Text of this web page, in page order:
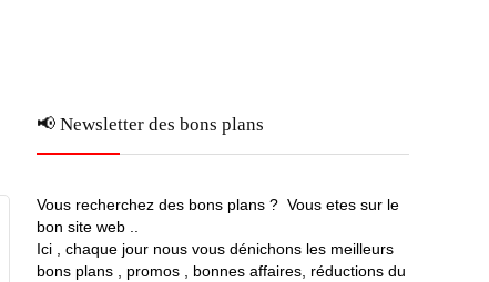
📢 Newsletter des bons plans
Vous recherchez des bons plans ? Vous etes sur le
bon site web ..
Ici , chaque jour nous vous dénichons les meilleurs
bons plans , promos , bonnes affaires, réductions du